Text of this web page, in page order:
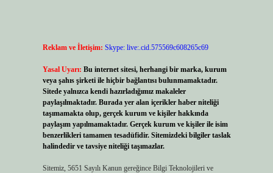
Reklam ve İletişim: Skype: live:.cid.575569c608265c69
Yasal Uyarı: Bu internet sitesi, herhangi bir marka, kurum
veya şahıs şirketi ile hiçbir bağlantısı bulunmamaktadır.
Sitede yalnızca kendi hazırladığımız makaleler
paylaşılmaktadır. Burada yer alan içerikler haber niteliği
taşımamakta olup, gerçek kurum ve kişiler hakkında
paylaşım yapılmamaktadır. Gerçek kurum ve kişiler ile isim
benzerlikleri tamamen tesadüfidir. Sitemizdeki bilgiler taslak
halindedir ve tavsiye niteliği taşımazlar.
Sitemiz, 5651 Sayılı Kanun gereğince Bilgi Teknolojileri ve